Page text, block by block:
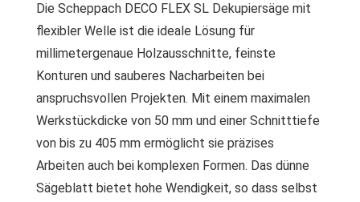
Die Scheppach DECO FLEX SL Dekupiersäge mit
flexibler Welle ist die ideale Lösung für
millimetergenaue Holzausschnitte, feinste
Konturen und sauberes Nacharbeiten bei
anspruchsvollen Projekten. Mit einem maximalen
Werkstückdicke von 50 mm und einer Schnitttiefe
von bis zu 405 mm ermöglicht sie präzises
Arbeiten auch bei komplexen Formen. Das dünne
Sägeblatt bietet hohe Wendigkeit, so dass selbst